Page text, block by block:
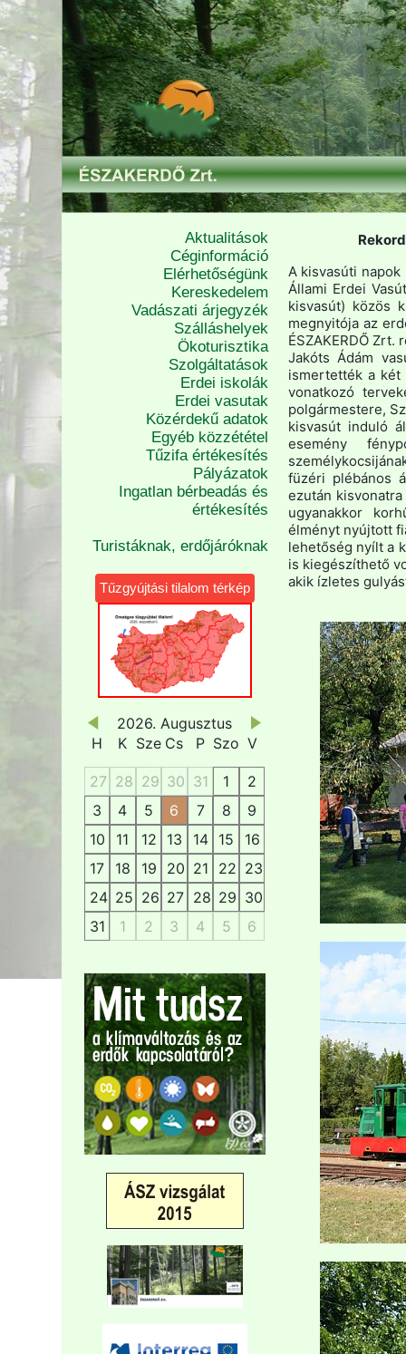
Aktualitások
Céginformáció
Elérhetőségünk
Kereskedelem
Vadászati árjegyzék
Szálláshelyek
Ökoturisztika
Szolgáltatások
Erdei iskolák
Erdei vasutak
Közérdekű adatok
Egyéb közzététel
Tűzifa értékesítés
Pályázatok
Ingatlan bérbeadás és
értékesítés
Turistáknak, erdőjáróknak
Tűzgyújtási tilalom térkép
2026. Augusztus
H
K Sze Cs P Szo V
27 28 29 30 31 1
2
3
4 5 6 7 8
9
10
11 12 13 14 15
16
17
18 19 20 21 22 23
24 25 26 27 28 29 30
31
1 2 3 4 5 6
A kisvasúti napok
Állami Erdei
kisvasút) közös
megnyitója az
ÉSZAKERDŐ
Jakóts Ádám
ismertették a
vonatkozó
polgármestere,
kisvasút induló
esemény
füzéri plébános
ezután
ugyanakkor
élményt nyújtott
lehetőség nyílt a
is kiegészíthető
akik ízletes